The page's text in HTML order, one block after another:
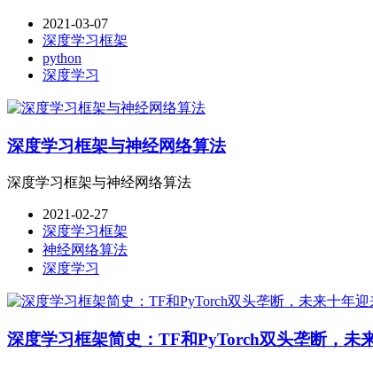
2021-03-07
深度学习框架
python
深度学习
深度学习框架与神经网络算法
深度学习框架与神经网络算法
2021-02-27
深度学习框架
神经网络算法
深度学习
深度学习框架简史：TF和PyTorch双头垄断，未